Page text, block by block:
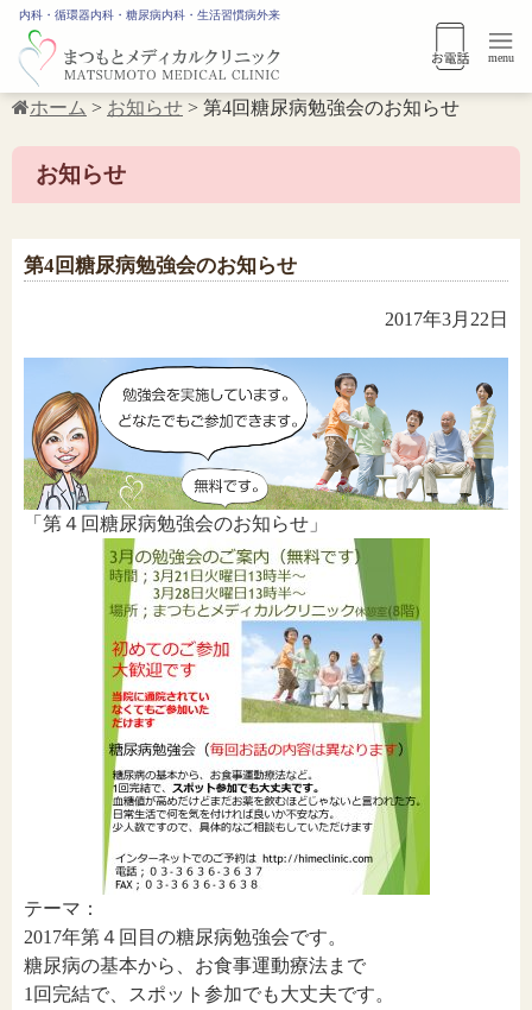
内科・循環器内科・糖尿病内科・生活習慣病外来
menu
ホーム > お知らせ > 第4回糖尿病勉強会のお知らせ
お知らせ
第4回糖尿病勉強会のお知らせ
2017年3月22日
「第４回糖尿病勉強会のお知らせ」
テーマ：
2017年第４回目の糖尿病勉強会です。
糖尿病の基本から、お食事運動療法まで
1回完結で、スポット参加でも大丈夫です。